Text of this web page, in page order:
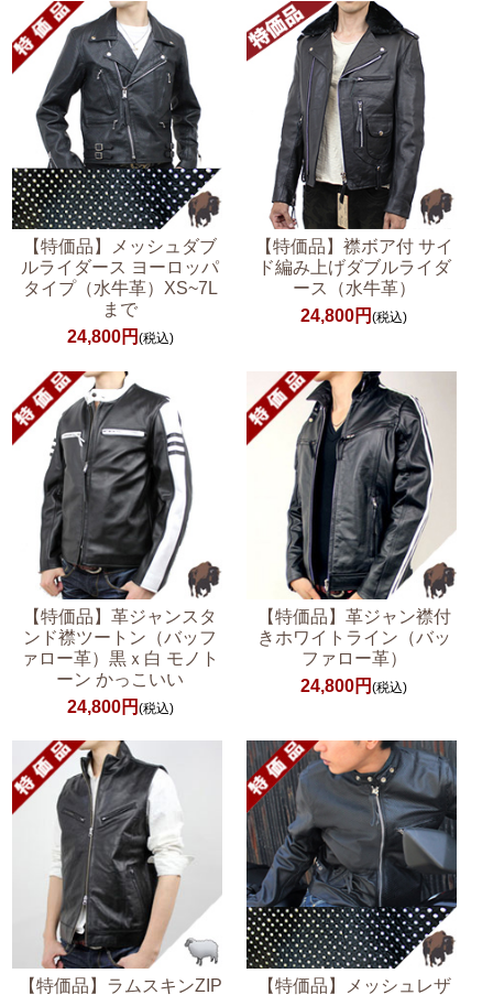
【特価品】メッシュダブ
ルライダース ヨーロッパ
タイプ（水牛革）XS~7L
まで
24,800円 (税込)
【特価品】襟ボア付 サイ
ド編み上げダブルライダ
ース（水牛革）
24,800円(税込)
【特価品】革ジャンスタ
ンド襟ツートン（バッフ
ァロー革）黒ｘ白 モノト
ーン かっこいい
24,800円 (税込)
【特価品】革ジャン襟付
きホワイトライン（バッ
ファロー革）
24,800円(税込)
【特価品】ラムスキンZIP 【特価品】メッシュレザ